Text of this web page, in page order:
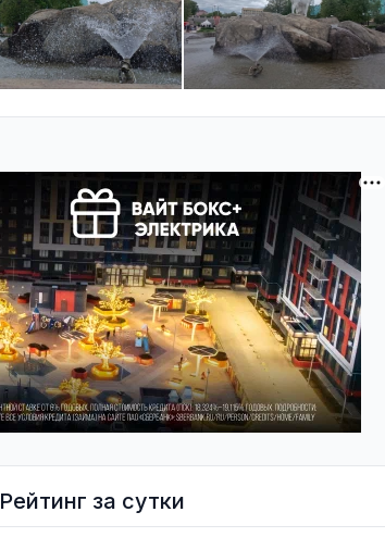
Рейтинг за сутки